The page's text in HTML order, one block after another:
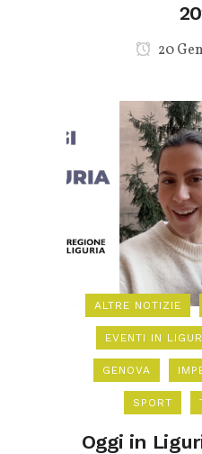
20
ALTRE NOTIZIE
EVENTI IN
GENOVA
SPORT
Oggi in